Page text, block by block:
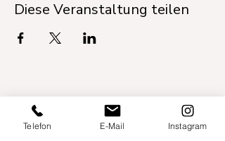
Diese Veranstaltung teilen
Telefon E-Mail Instagram